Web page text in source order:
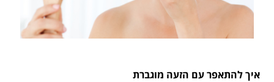
איך להתאפר עם הזעה מוגברת